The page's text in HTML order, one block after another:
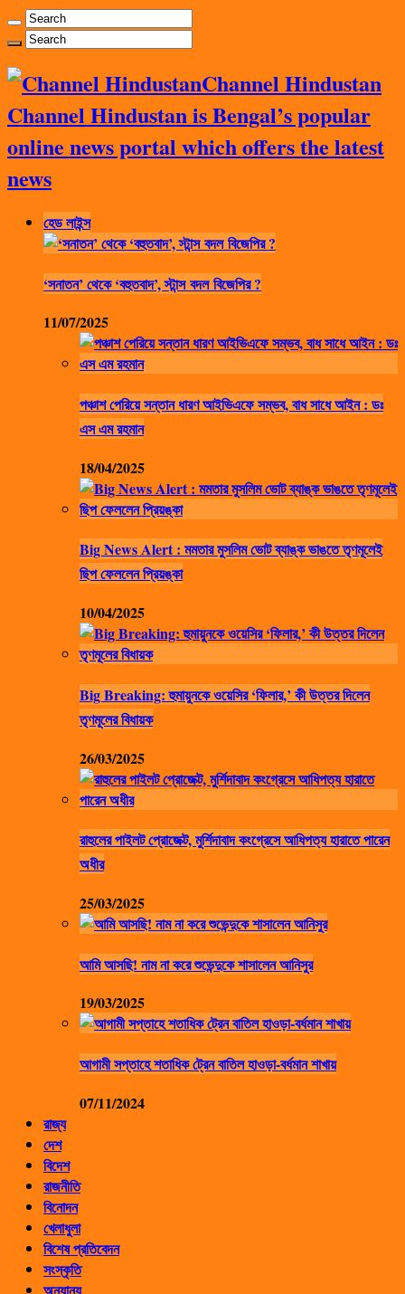
Channel Hindustan
Channel Hindustan is Bengal’s popular
online news portal which offers the latest
news
হেড লাইন্স
‘সনাতন’ থেকে ‘বহুতবাদ’, স্টান্স বদল বিজেপির ?
11/07/2025
পঞ্চাশ পেরিয়ে সন্তান ধারণ আইভিএফে সম্ভব, বাধ সাধে আইন : ডঃ
এস এম রহমান
18/04/2025
Big News Alert : মমতার মুসলিম ভোট ব্যাঙ্ক ভাঙতে তৃণমূলেই
ছিপ ফেললেন প্রিয়ঙ্কা
10/04/2025
Big Breaking: হুমায়ুনকে ওয়েসির ‘ফিলার,’ কী উত্তর দিলেন
তৃণমূলের বিধায়ক
26/03/2025
রাহুলের পাইলট প্রোজেক্ট, মুর্শিদাবাদ কংগ্রেসে আধিপত্য হারাতে পারেন
অধীর
25/03/2025
আমি আসছি! নাম না করে শুভেন্দুকে শাসালেন আনিসুর
19/03/2025
আগামী সপ্তাহে শতাধিক ট্রেন বাতিল হাওড়া-বর্ধমান শাখায়
07/11/2024
রাজ্য
দেশ
বিদেশ
রাজনীতি
বিনোদন
খেলাধুলা
বিশেষ প্রতিবেদন
সংস্কৃতি
অন্যান্য